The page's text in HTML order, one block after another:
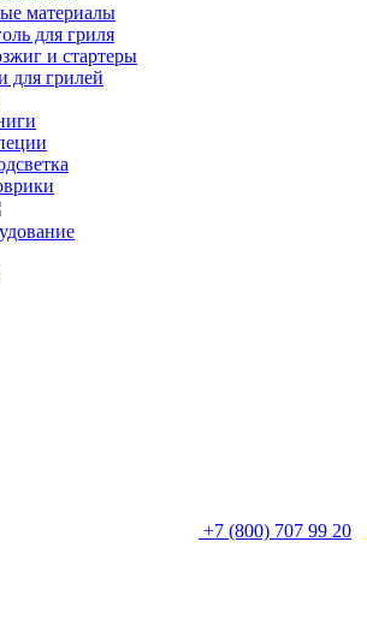
материалы
для гриля
и стартеры
для грилей
+7 (800) 707 99 20